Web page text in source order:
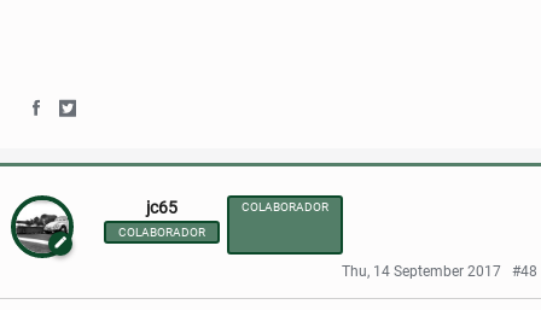
h
a
r
e
h
a
r
e
jc65
COLABORADOR
COLABORADOR
Thu, 14 September 2017 #48